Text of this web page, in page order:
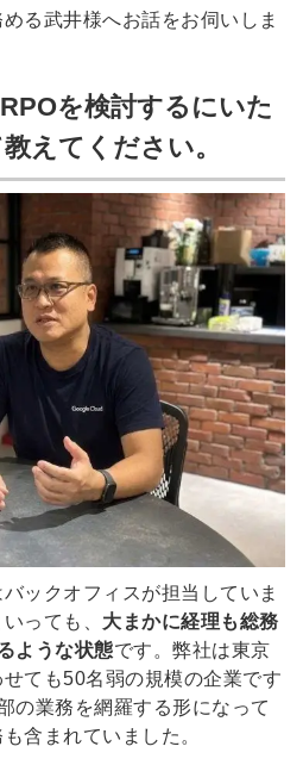
る武井様へお話をお伺いしま
を検討するにいた
えてください。
ックオフィスが担当していま
っても、 大まかに経理も総務
ような状態です。弊社は東京
ても50名弱の規模の企業です
の業務を網羅する形になって
含まれていました。